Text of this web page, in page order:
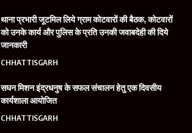
थाना प्रभारी जूटमिल लिये ग्राम कोटवारों की बैठक, कोटवारों
को उनके कार्य और पुलिस के प्रति उनकी जवाबदेही की दिये
जानकारी
CHHATTISGARH
सघन मिशन इंद्रधनुष के सफल संचालन हेतु एक दिवसीय
कार्यशाला आयोजित
CHHATTISGARH